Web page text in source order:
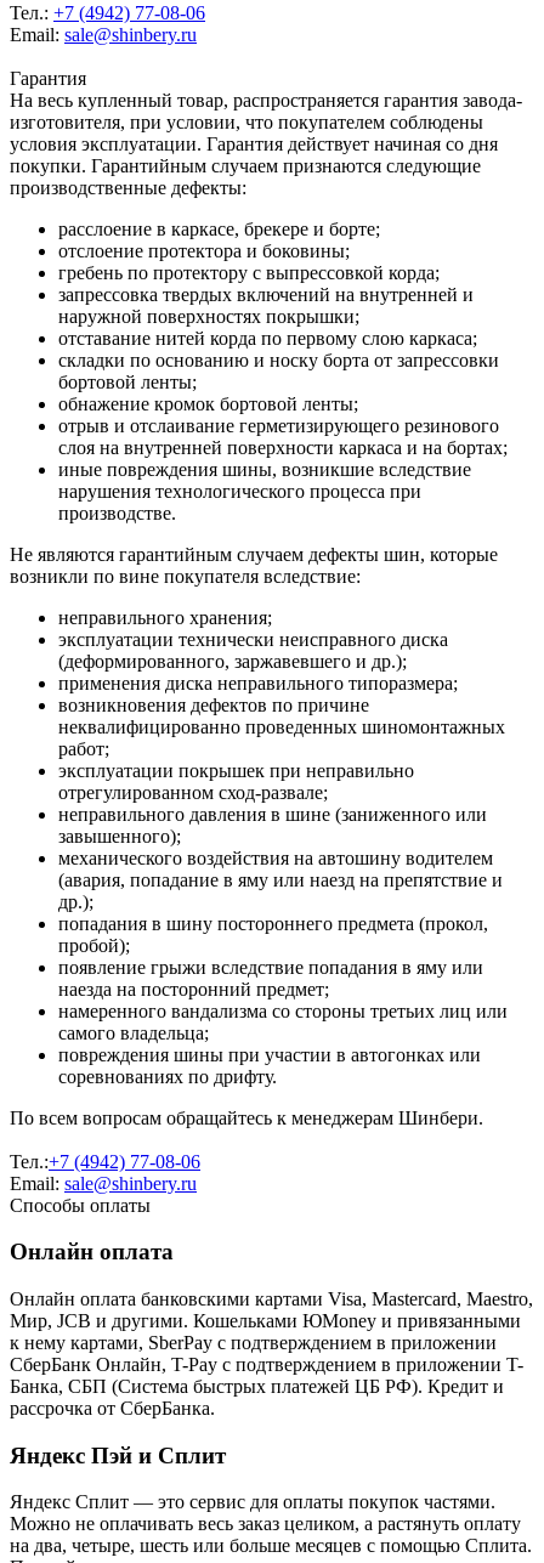
Тел.: +7 (4942) 77-08-06
Email: sale@shinbery.ru
Гарантия
На весь купленный товар, распространяется гарантия завода-
изготовителя, при условии, что покупателем соблюдены
условия эксплуатации. Гарантия действует начиная со дня
покупки. Гарантийным случаем признаются следующие
производственные дефекты:
расслоение в каркасе, брекере и борте;
отслоение протектора и боковины;
гребень по протектору с выпрессовкой корда;
запрессовка твердых включений на внутренней и
наружной поверхностях покрышки;
отставание нитей корда по первому слою каркаса;
складки по основанию и носку борта от запрессовки
бортовой ленты;
обнажение кромок бортовой ленты;
отрыв и отслаивание герметизирующего резинового
слоя на внутренней поверхности каркаса и на бортах;
иные повреждения шины, возникшие вследствие
нарушения технологического процесса при
производстве.
Не являются гарантийным случаем дефекты шин, которые
возникли по вине покупателя вследствие:
неправильного хранения;
эксплуатации технически неисправного диска
(деформированного, заржавевшего и др.);
применения диска неправильного типоразмера;
возникновения дефектов по причине
неквалифицированно проведенных шиномонтажных
работ;
эксплуатации покрышек при неправильно
отрегулированном сход-развале;
неправильного давления в шине (заниженного или
завышенного);
механического воздействия на автошину водителем
(авария, попадание в яму или наезд на препятствие и
др.);
попадания в шину постороннего предмета (прокол,
пробой);
появление грыжи вследствие попадания в яму или
наезда на посторонний предмет;
намеренного вандализма со стороны третьих лиц или
самого владельца;
повреждения шины при участии в автогонках или
соревнованиях по дрифту.
По всем вопросам обращайтесь к менеджерам Шинбери.
Тел.:+7 (4942) 77-08-06
Email: sale@shinbery.ru
Способы оплаты
Онлайн оплата
Онлайн оплата банковскими картами Visa, Mastercard, Maestro,
Мир, JCB и другими. Кошельками ЮMoney и привязанными
к нему картами, SberPay с подтверждением в приложении
СберБанк Онлайн, T-Pay с подтверждением в приложении T-
Банка, СБП (Система быстрых платежей ЦБ РФ). Кредит и
рассрочка от СберБанка.
Яндекс Пэй и Сплит
Яндекс Cплит — это сервис для оплаты покупок частями.
Можно не оплачивать весь заказ целиком, а растянуть оплату
на два, четыре, шесть или больше месяцев с помощью Сплита.